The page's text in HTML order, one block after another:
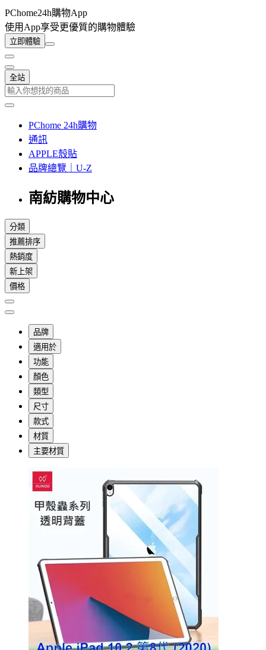
PChome24h購物App
使用App享受更優質的購物體驗
立即體驗
全站
PChome 24h購物
通訊
APPLE殼貼
品牌總覽｜U-Z
南紡購物中心
分類
推薦排序
熱銷度
新上架
價格
品牌
適用於
功能
顏色
類型
尺寸
款式
材質
主要材質